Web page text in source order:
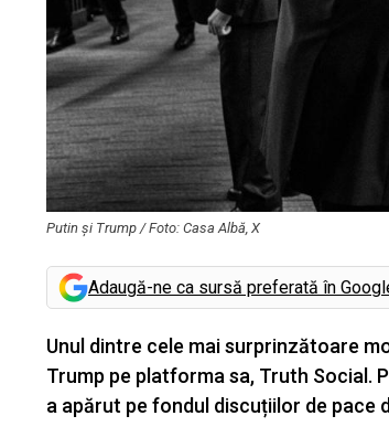
Putin și Trump / Foto: Casa Albă, X
Adaugă-ne ca sursă preferată în
Unul dintre cele mai surprinzătoare
Trump pe platforma sa, Truth Social.
a apărut pe fondul discuțiilor de pace